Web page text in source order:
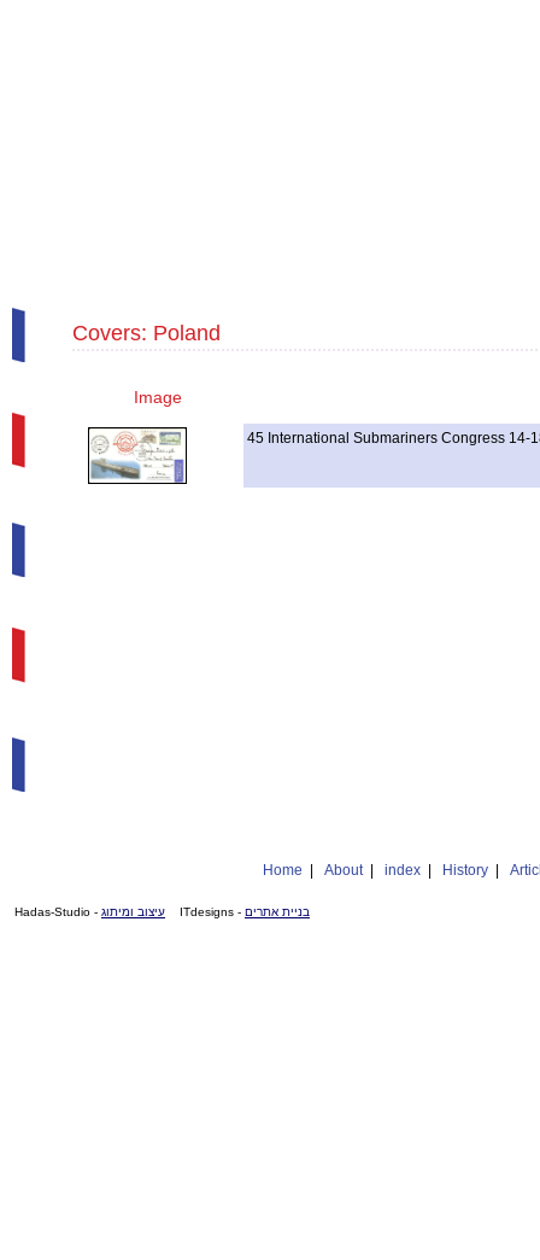
Covers: Poland
Image
45 International Submariners Congress 14-
Home About| index History
בניית אתרים - ITdesigns עיצוב ומיתוג - Hadas-Studio